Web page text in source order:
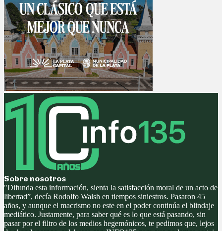
Sobre nosotros
"Difunda esta información, sienta la satisfacción moral de un acto de
libertad”, decía Rodolfo Walsh en tiempos siniestros. Pasaron 45
años, y aunque el macrismo no este en el poder continúa el blindaje
mediático. Justamente, para saber qué es lo que está pasando, sin
pasar por el filtro de los medios hegemónicos, te pedimos que, lejos